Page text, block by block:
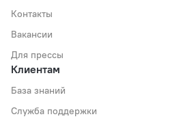
Контакты
Вакансии
Для прессы
Клиентам
База знаний
Служба поддержки